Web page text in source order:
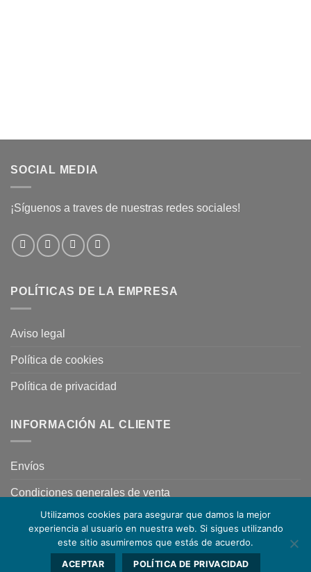
SOCIAL MEDIA
¡Síguenos a traves de nuestras redes sociales!
POLÍTICAS DE LA EMPRESA
Aviso legal
Política de cookies
Política de privacidad
INFORMACIÓN AL CLIENTE
Envíos
Condiciones generales de venta
Utilizamos cookies para asegurar que damos la mejor
experiencia al usuario en nuestra web. Si sigues utilizando
este sitio asumiremos que estás de acuerdo.
ACEPTAR POLÍTICA DE PRIVACIDAD